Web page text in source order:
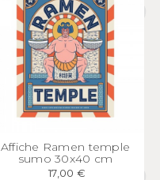
APERÇU RAPIDE
Affiche Ramen temple
sumo 30x40 cm
17,00 €